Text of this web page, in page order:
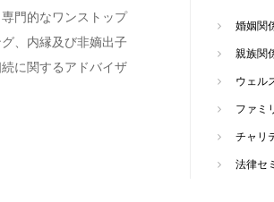
門的なワンストップ
、内縁及び非嫡出子
に関するアドバイザ
婚姻関
親族関
ウェル
ファミ
チャリ
法律セ